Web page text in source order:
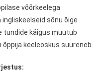
võõrkeelega
sõnu õige
tundide käigus muutub
keeleoskus suureneb.